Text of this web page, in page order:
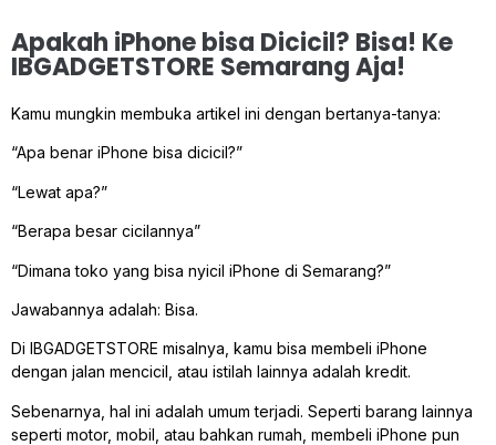
Apakah iPhone bisa Dicicil? Bisa! Ke
IBGADGETSTORE Semarang Aja!
Kamu mungkin membuka artikel ini dengan bertanya-tanya:
“Apa benar iPhone bisa dicicil?”
“Lewat apa?”
“Berapa besar cicilannya”
“Dimana toko yang bisa nyicil iPhone di Semarang?”
Jawabannya adalah: Bisa.
Di IBGADGETSTORE misalnya, kamu bisa membeli iPhone
dengan jalan mencicil, atau istilah lainnya adalah kredit.
Sebenarnya, hal ini adalah umum terjadi. Seperti barang lainnya
seperti motor, mobil, atau bahkan rumah, membeli iPhone pun